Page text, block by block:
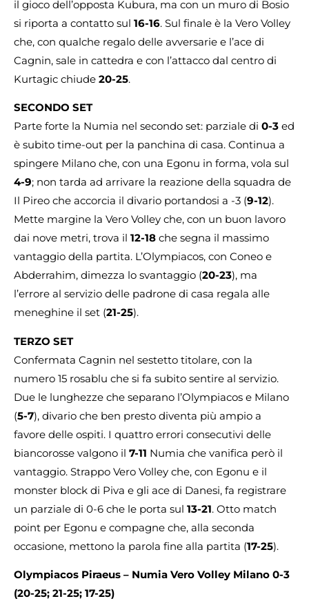
il gioco dell’opposta Kubura, ma con un muro di Bosio
si riporta a contatto sul 16-16. Sul finale è la Vero Volley
che, con qualche regalo delle avversarie e l’ace di
Cagnin, sale in cattedra e con l’attacco dal centro di
Kurtagic chiude 20-25.
SECONDO SET
Parte forte la Numia nel secondo set: parziale di 0-3 ed
è subito time-out per la panchina di casa. Continua a
spingere Milano che, con una Egonu in forma, vola sul
4-9; non tarda ad arrivare la reazione della squadra de
Il Pireo che accorcia il divario portandosi a -3 (9-12).
Mette margine la Vero Volley che, con un buon lavoro
dai nove metri, trova il 12-18 che segna il massimo
vantaggio della partita. L’Olympiacos, con Coneo e
Abderrahim, dimezza lo svantaggio (20-23), ma
l’errore al servizio delle padrone di casa regala alle
meneghine il set (21-25).
TERZO SET
Confermata Cagnin nel sestetto titolare, con la
numero 15 rosablu che si fa subito sentire al servizio.
Due le lunghezze che separano l’Olympiacos e Milano
(5-7), divario che ben presto diventa più ampio a
favore delle ospiti. I quattro errori consecutivi delle
biancorosse valgono il 7-11 Numia che vanifica però il
vantaggio. Strappo Vero Volley che, con Egonu e il
monster block di Piva e gli ace di Danesi, fa registrare
un parziale di 0-6 che le porta sul 13-21. Otto match
point per Egonu e compagne che, alla seconda
occasione, mettono la parola fine alla partita (17-25).
Olympiacos Piraeus – Numia Vero Volley Milano 0-3
(20-25; 21-25; 17-25)